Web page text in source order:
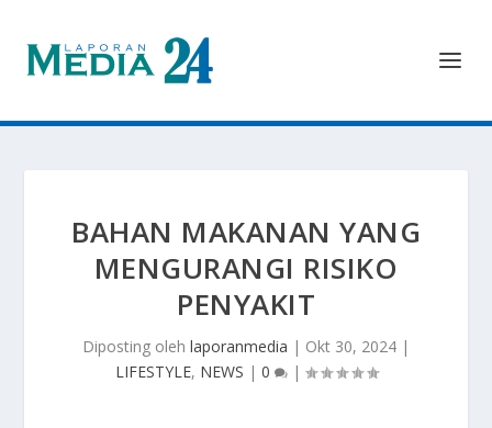
BAHAN MAKANAN YANG
MENGURANGI RISIKO
PENYAKIT
Diposting oleh laporanmedia | Okt 30, 2024 |
LIFESTYLE, NEWS | 0 |